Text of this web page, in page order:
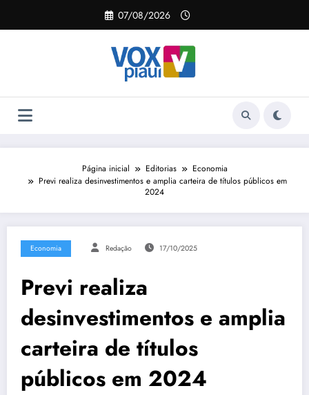
o
07/08/2026
Página inicial Editorias
Economia
Previ realiza desinvestimentos e amplia carteira de títulos públicos em
2024
Economia Redação 17/10/2025
Previ realiza
desinvestimentos e amplia
carteira de títulos
públicos em 2024